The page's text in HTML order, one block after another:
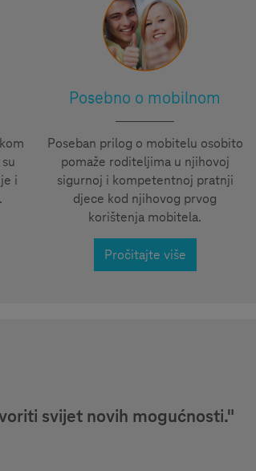
i
Posebno o mobilnom
Poseban prilog o mobitelu osobito
pomaže roditeljima u njihovoj
sigurnoj i kompetentnoj pratnji
djece kod njihovog prvog
korištenja mobitela.
Pročitajte više
svijet novih mogućnosti."